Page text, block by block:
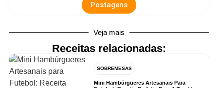
Postagens
Veja mais
Receitas relacionadas:
SOBREMESAS
Mini Hambúrgueres Artesanais Para